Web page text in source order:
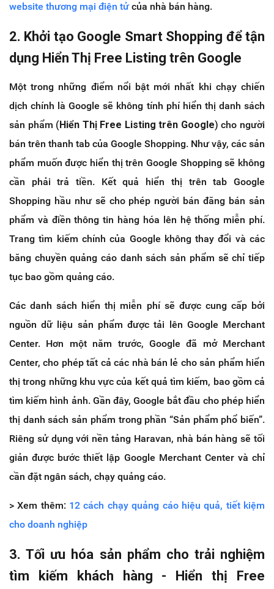
website thương mại điện tửcủa nhà bán hàng.
2. Khởi tạo Google Smart Shopping để tận
dụng Hiển Thị Free Listing trên Google
Một trong những điểm nổi bật mới nhất khi chạy chiến
dịch chính là Google sẽ không tính phí hiển thị danh sách
sản phẩm ( Hiển Thị Free Listing trên Google) cho người
bán trên thanh tab của Google Shopping. Như vậy, các sản
phẩm muốn được hiển thị trên Google Shopping sẽ không
cần phải trả tiền. Kết quả hiển thị trên tab Google
Shopping hầu như sẽ cho phép người bán đăng bán sản
phẩm và điền thông tin hàng hóa lên hệ thống miễn phí.
Trang tìm kiếm chính của Google không thay đổi và các
băng chuyền quảng cáo danh sách sản phẩm sẽ chỉ tiếp
tục bao gồm quảng cáo.
Các danh sách hiển thị miễn phí sẽ được cung cấp bởi
nguồn dữ liệu sản phẩm được tải lên Google Merchant
Center. Hơn một năm trước, Google đã mở Merchant
Center, cho phép tất cả các nhà bán lẻ cho sản phẩm hiển
thị trong những khu vực của kết quả tìm kiếm, bao gồm cả
tìm kiếm hình ảnh. Gần đây, Google bắt đầu cho phép hiển
thị danh sách sản phẩm trong phần “Sản phẩm phổ biến”.
Riêng sử dụng với nền tảng Haravan, nhà bán hàng sẽ tối
giản được bước thiết lập Google Merchant Center và chỉ
cần đặt ngân sách, chạy quảng cáo.
> Xem thêm: 12 cách chạy quảng cáo hiệu quả, tiết kiệm
cho doanh nghiệp
3. Tối ưu hóa sản phẩm cho trải nghiệm
tìm kiếm khách hàng - Hiển thị Free